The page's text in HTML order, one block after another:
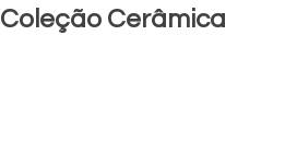
Coleção Cerâmica